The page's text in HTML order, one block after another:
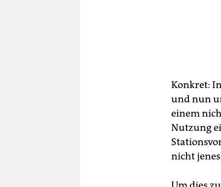
Konkret:
und nun
einem
Nutzung
nicht